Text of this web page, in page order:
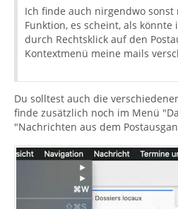
Ich finde auch nirgendwo sonst
Funktion, es scheint, als
durch Rechtsklick auf den
Kontextmenü meine mails
Du solltest auch die
finde zusätzlich noch im Menü
"Nachrichten aus dem